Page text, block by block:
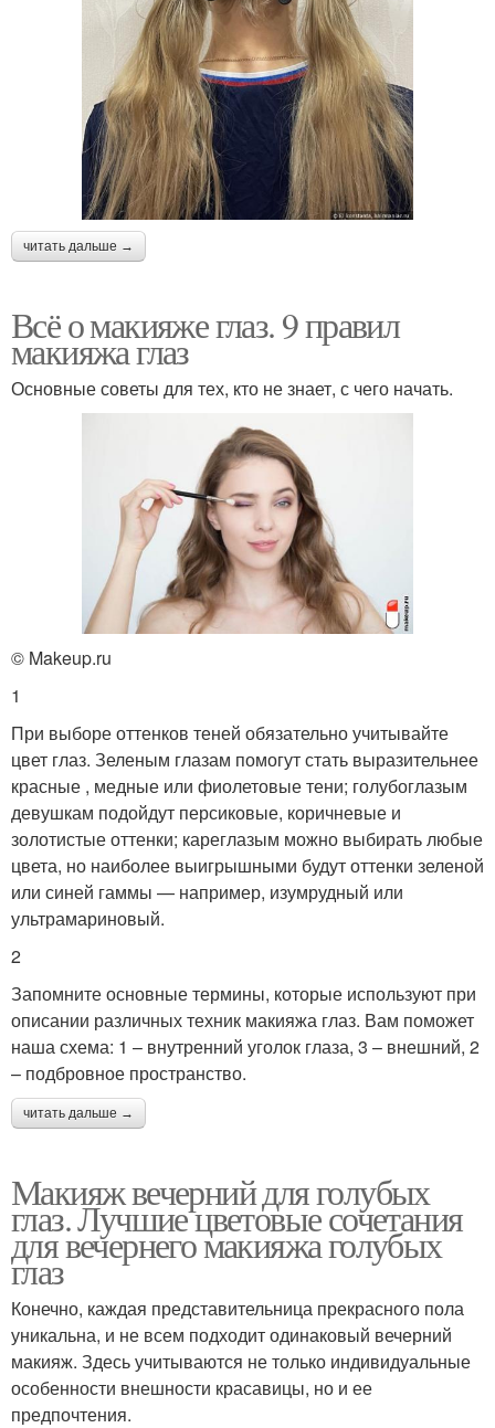
читать дальше →
Всё о макияже глаз. 9 правил
макияжа глаз
Основные советы для тех, кто не знает, с чего начать.
© Makeup.ru
1
При выборе оттенков теней обязательно учитывайте
цвет глаз. Зеленым глазам помогут стать выразительнее
красные , медные или фиолетовые тени; голубоглазым
девушкам подойдут персиковые, коричневые и
золотистые оттенки; кареглазым можно выбирать любые
цвета, но наиболее выигрышными будут оттенки зеленой
или синей гаммы — например, изумрудный или
ультрамариновый.
2
Запомните основные термины, которые используют при
описании различных техник макияжа глаз. Вам поможет
наша схема: 1 – внутренний уголок глаза, 3 – внешний, 2
– подбровное пространство.
читать дальше →
Макияж вечерний для голубых
глаз. Лучшие цветовые сочетания
для вечернего макияжа голубых
глаз
Конечно, каждая представительница прекрасного пола
уникальна, и не всем подходит одинаковый вечерний
макияж. Здесь учитываются не только индивидуальные
особенности внешности красавицы, но и ее
предпочтения.